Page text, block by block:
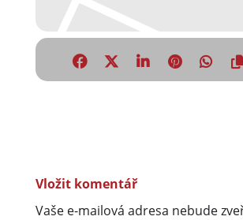
Vložit komentář
Vaše e-mailová adresa nebude